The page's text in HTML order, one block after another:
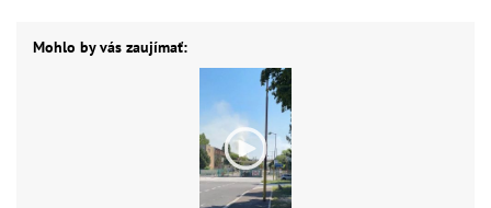
Mohlo by vás zaujímať: